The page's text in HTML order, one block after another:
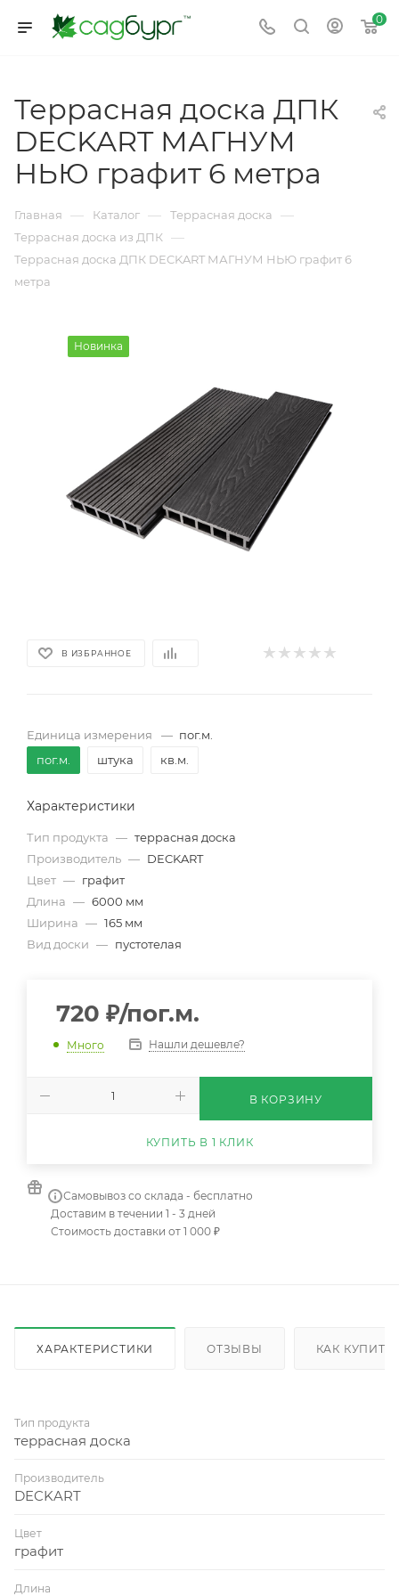
0
Террасная доска ДПК
DECKART МАГНУМ
НЬЮ графит 6 метра
Главная — Каталог — Террасная доска —
Террасная доска из ДПК —
Террасная доска ДПК DECKART МАГНУМ НЬЮ графит 6
метра
Новинка
В ИЗБРАННОЕ
Единица измерения — пог.м.
пог.м.
штука кв.м.
Характеристики
Тип продукта — террасная доска
Производитель — DECKART
Цвет — графит
Длина — 6000 мм
Ширина — 165 мм
Вид доски — пустотелая
720 ₽/пог.м.
Много Нашли дешевле?
В КОРЗИНУ
КУПИТЬ В 1 КЛИК
Самовывоз со склада - бесплатно
Доставим в течении 1 - 3 дней
Стоимость доставки от 1 000 ₽
ХАРАКТЕРИСТИКИ ОТЗЫВЫ КАК КУПИТЬ
Тип продукта
террасная доска
Производитель
DECKART
Цвет
графит
Длина